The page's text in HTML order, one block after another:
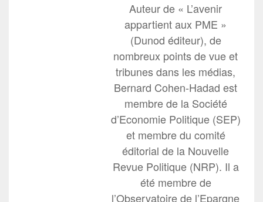
Auteur de « L’avenir
appartient aux PME »
(Dunod éditeur), de
nombreux points de vue et
tribunes dans les médias,
Bernard Cohen-Hadad est
membre de la Société
d’Economie Politique (SEP)
et membre du comité
éditorial de la Nouvelle
Revue Politique (NRP). Il a
été membre de
l’Observatoire de l’Epargne